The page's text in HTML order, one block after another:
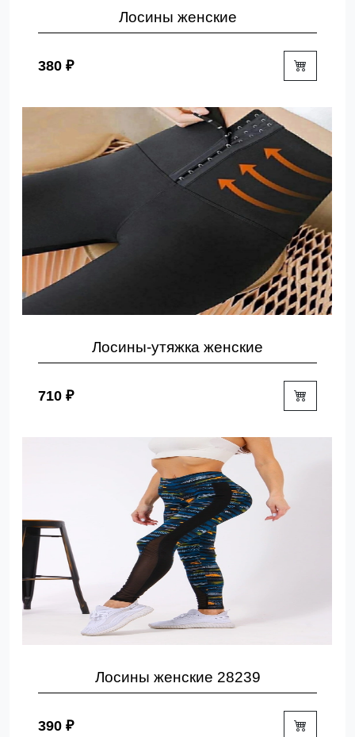
Лосины женские
380 ₽
Лосины-утяжка женские
710 ₽
Лосины женские 28239
390 ₽